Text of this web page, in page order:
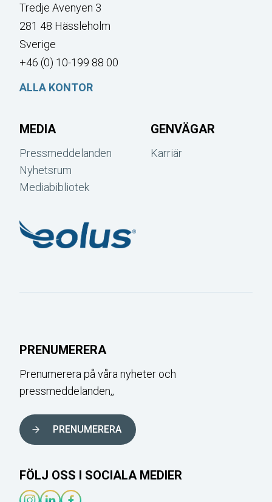
Tredje Avenyen 3
281 48 Hässleholm
Sverige
+46 (0) 10-199 88 00
ALLA KONTOR
MEDIA
Pressmeddelanden
Nyhetsrum
Mediabibliotek
GENVÄGAR
Karriär
PRENUMERERA
Prenumerera på våra nyheter och
pressmeddelanden,,
PRENUMERERA
FÖLJ OSS I SOCIALA MEDIER